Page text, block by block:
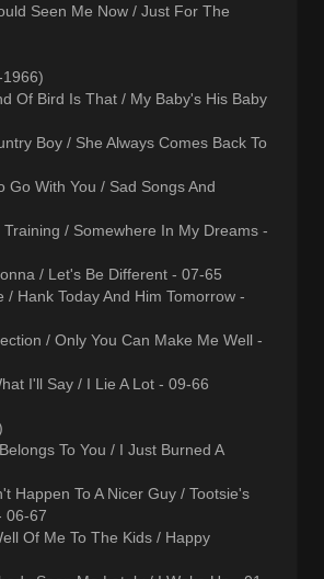
Seen Me Now / Just For The
1966)
Of Bird Is That / My Baby's His Baby
Boy / She Always Comes Back To
Go With You / Sad Songs And
/ Somewhere In My Dreams -
/ Let's Be Different - 07-65
/ Hank Today And Him Tomorrow -
/ Only You Can Make Me Well -
I'll Say / I Lie A Lot - 09-66
To You / I Just Burned A
Happen To A Nicer Guy / Tootsie's
06-67
Of Me To The Kids / Happy